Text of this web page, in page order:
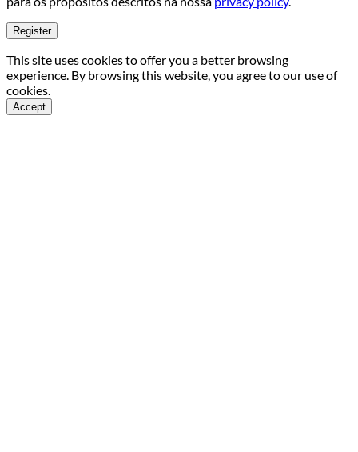
Register
This site uses cookies to offer you a better browsing
experience. By browsing this website, you agree to our use of
cookies.
Accept